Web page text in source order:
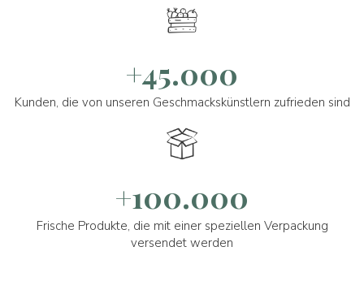
+45.000
Kunden, die von unseren Geschmackskünstlern zufrieden sind
+100.000
Frische Produkte, die mit einer speziellen Verpackung
versendet werden